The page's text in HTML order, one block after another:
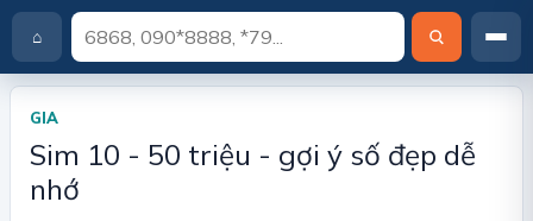
⌂
T
r
n
g
h
GIA
Sim 10 - 50 triệu - gợi ý số đẹp dễ
nhớ